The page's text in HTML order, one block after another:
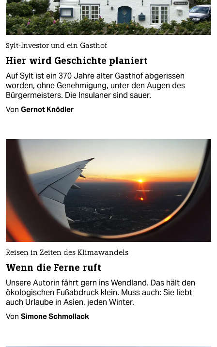
Sylt-Investor und ein Gasthof
Hier wird Geschichte planiert
Auf Sylt ist ein 370 Jahre alter Gasthof abgerissen
worden, ohne Genehmigung, unter den Augen des
Bürgermeisters. Die Insulaner sind sauer.
Von Gernot Knödler
Reisen in Zeiten des Klimawandels
Wenn die Ferne ruft
Unsere Autorin fährt gern ins Wendland. Das hält den
ökologischen Fußabdruck klein. Muss auch: Sie liebt
auch Urlaube in Asien, jeden Winter.
Von Simone Schmollack